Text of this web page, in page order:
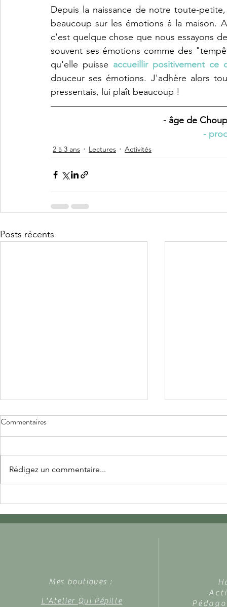
Depuis la naissance de notre toute-
beaucoup sur les émotions à la maison.
c'est quelque chose que nous essayons
souvent ses émotions comme des
qu'elle puisse accueillir positivement ce
douceur ses émotions. J'adhère alors
pressentais, lui plaît beaucoup !
- âge de
-
2 à 3 ans Lectures Activités
Posts récents
Sa première poupée
Commentaires
Rédigez un commentaire...
Mes boutiques :
L'Atelier Qui Pépille